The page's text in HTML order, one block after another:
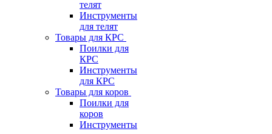
телят
Инструменты
для телят
Товары для КРС
Поилки для
КРС
Инструменты
для КРС
Товары для коров
Поилки для
коров
Инструменты